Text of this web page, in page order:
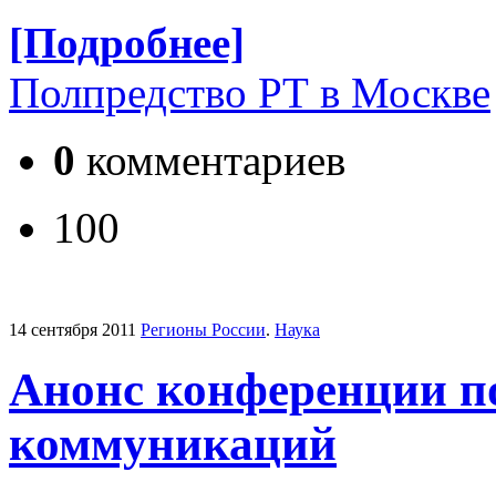
[Подробнее]
Полпредство РТ в Москве
0 комментариев
100
14 сентября 2011 Регионы России. Наука
Анонс конференции
коммуникаций